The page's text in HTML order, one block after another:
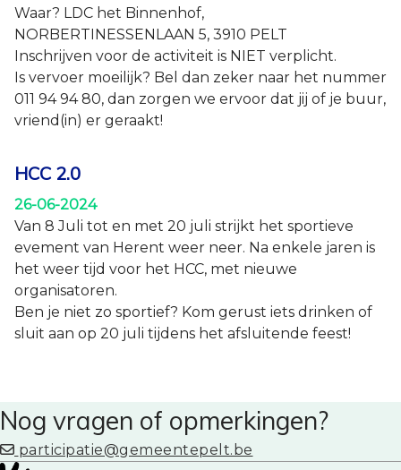
Waar? LDC het Binnenhof,
NORBERTINESSENLAAN 5, 3910 PELT
Inschrijven voor de activiteit is NIET verplicht.
Is vervoer moeilijk? Bel dan zeker naar het nummer
011 94 94 80, dan zorgen we ervoor dat jij of je buur,
vriend(in) er geraakt!
HCC 2.0
26-06-2024
Van 8 Juli tot en met 20 juli strijkt het sportieve
evement van Herent weer neer. Na enkele jaren is
het weer tijd voor het HCC, met nieuwe
organisatoren.
Ben je niet zo sportief? Kom gerust iets drinken of
sluit aan op 20 juli tijdens het afsluitende feest!
Nog vragen of opmerkingen?
participatie@gemeentepelt.be